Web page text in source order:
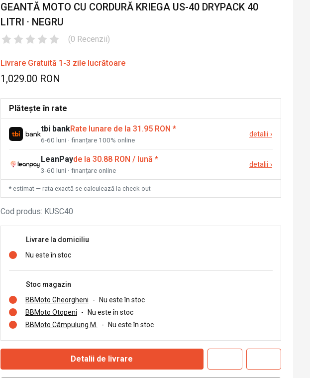
GEANTĂ MOTO CU CORDURĂ KRIEGA US-40 DRYPACK 40
LITRI · NEGRU
(0 Recenzii)
Livrare Gratuită 1-3 zile lucrătoare
1,029.00 RON
Plătește în rate
tbi bankRate lunare de la 31.95 RON *
6-60 luni · finanțare 100% online
detalii ›
LeanPayde la 30.88 RON / lună *
3-60 luni · finanțare online
detalii ›
* estimat — rata exactă se calculează la check-out
Cod produs: KUSC40
Livrare la domiciliu
Nu este în stoc
Stoc magazin
BBMoto Gheorgheni
- Nu este în stoc
BBMoto Otopeni
- Nu este în stoc
BBMoto Câmpulung M.
- Nu este în stoc
Detalii de livrare